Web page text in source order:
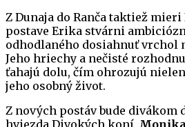
Z Dunaja do Ranča taktiež mieri
postave Erika stvárni
odhodlaného dosiahnuť vrchol
Jeho hriechy a nečisté
ťahajú dolu, čím ohrozujú
jeho osobný život.
Z nových postáv bude divákom
hviezda Divokých koní,